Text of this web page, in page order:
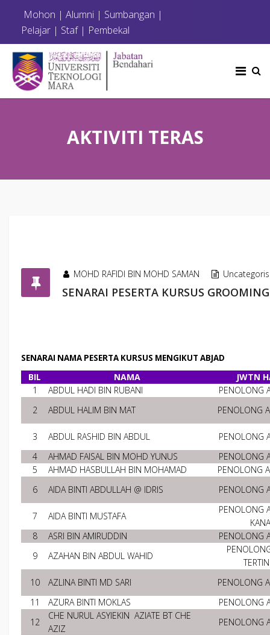
Mohon | Alumni | Sumbangan |
Pelajar | Staf| Pembekal
AKTIVITI TERAS
MOHD RAFIDI BIN MOHD SAMAN
SENARAI PESERTA KURSUS
SENARAI NAMA PESERTA KURSUS MENGIKUT ABJAD
BIL NAMA
JWTN
1
ABDUL HADI BIN RUBANI
PENOLONG
2
ABDUL HALIM BIN MAT PENOLONG
3 ABDUL RASHID BIN ABDUL
PENOLONG
4
AHMAD FAISAL BIN MOHD YUNUS
PENOLONG
5
AHMAD HASBULLAH BIN MOHAMAD
PENOLONG
6
AIDA BINTI ABDULLAH @ IDRIS PENOLONG
7 AIDA BINTI MUSTAFA
PENOLONG
8
ASRI BIN AMIRUDDIN
PENOLONG
9
AZAHAN BIN ABDUL WAHID
10
AZLINA BINTI MD SARI
PENOLONG
11
AZURA BINTI MOKLAS
PENOLONG
12
CHE NURUL ASYIEKIN AZIATE BT CHE
AZIZ
PENOLONG